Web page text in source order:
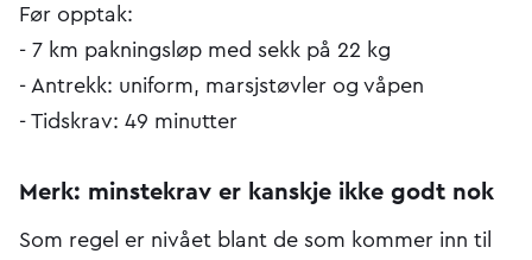
Før opptak:
- 7 km pakningsløp med sekk på 22 kg
- Antrekk: uniform, marsjstøvler og våpen
- Tidskrav: 49 minutter
Merk: minstekrav er kanskje ikke godt nok
Som regel er nivået blant de som kommer inn til